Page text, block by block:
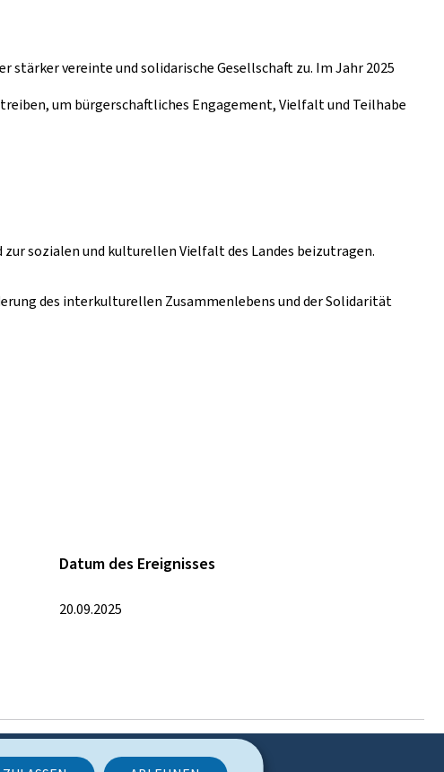
vereinte und solidarische Gesellschaft zu. Im Jahr 2025
um bürgerschaftliches Engagement, Vielfalt und Teilhabe
sozialen und kulturellen Vielfalt des Landes beizutragen.
des interkulturellen Zusammenlebens und der Solidarität
Datum des Ereignisses
20.09.2025